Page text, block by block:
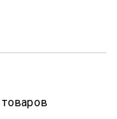
товаров